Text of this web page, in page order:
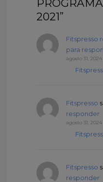
2021”
Fitspresso
para
agosto 31,
Fitspresso
responder
agosto 31,
Fitspresso
responder